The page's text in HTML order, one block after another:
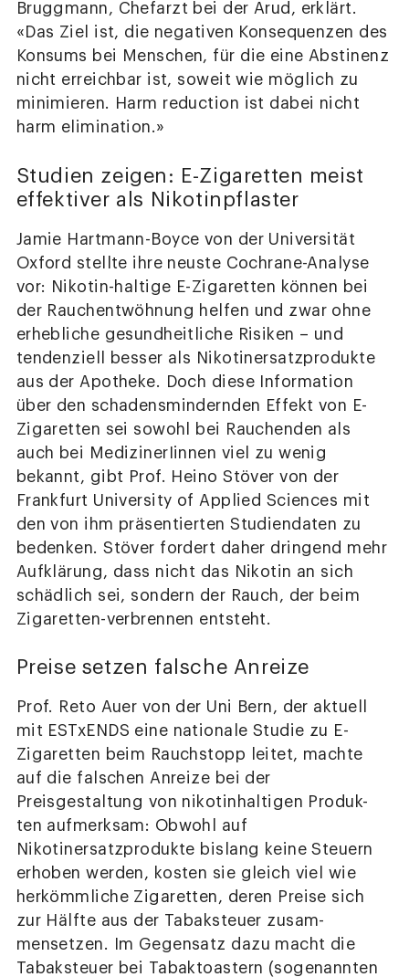
Bruggmann, Chefarzt bei der Arud, erklärt.
«Das Ziel ist, die negativen Konsequenzen des
Konsums bei Menschen, für die eine Abstinenz
nicht erreichbar ist, soweit wie möglich zu
minimieren. Harm reduction ist dabei nicht
harm elimination.»
Studien zeigen: E-Zigaretten meist
effektiver als Nikotinpflaster
Jamie Hartmann-Boyce von der Universität
Oxford stellte ihre neuste Cochrane-Analyse
vor: Nikotin-haltige E-Zigaretten können bei
der Rauchentwöhnung helfen und zwar ohne
erhebliche gesundheitliche Risiken – und
tendenziell besser als Nikotinersatzprodukte
aus der Apotheke. Doch diese Information
über den schadensmindernden Effekt von E-
Zigaretten sei sowohl bei Rauchenden als
auch bei MedizinerIinnen viel zu wenig
bekannt, gibt Prof. Heino Stöver von der
Frankfurt University of Applied Sciences mit
den von ihm präsentierten Studiendaten zu
bedenken. Stöver fordert daher dringend mehr
Aufklärung, dass nicht das Nikotin an sich
schädlich sei, sondern der Rauch, der beim
Zigaretten-verbrennen entsteht.
Preise setzen falsche Anreize
Prof. Reto Auer von der Uni Bern, der aktuell
mit ESTxENDS eine nationale Studie zu E-
Zigaretten beim Rauchstopp leitet, machte
auf die falschen Anreize bei der
Preisgestaltung von nikotinhaltigen Produk-
ten aufmerksam: Obwohl auf
Nikotinersatzprodukte bislang keine Steuern
erhoben werden, kosten sie gleich viel wie
herkömmliche Zigaretten, deren Preise sich
zur Hälfte aus der Tabaksteuer zusam-
mensetzen. Im Gegensatz dazu macht die
Tabaksteuer bei Tabaktoastern (sogenannten